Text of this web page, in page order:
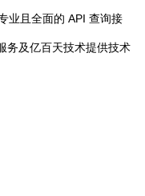
业且全面的 API 查询接
务及亿百天技术提供技术